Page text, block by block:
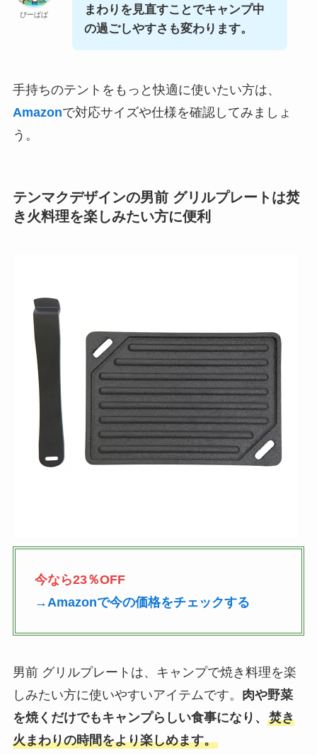
ぴーぱぱ
まわりを見直すことでキャンプ中
の過ごしやすさも変わります。
手持ちのテントをもっと快適に使いたい方は、
Amazonで対応サイズや仕様を確認してみましょ
う。
テンマクデザインの男前 グリルプレートは焚
き火料理を楽しみたい方に便利
今なら23％OFF
→Amazonで今の価格をチェックする
男前 グリルプレートは、キャンプで焼き料理を楽
しみたい方に使いやすいアイテムです。 肉や野菜
を焼くだけでもキャンプらしい食事になり、 焚き
火まわりの時間をより楽しめます。